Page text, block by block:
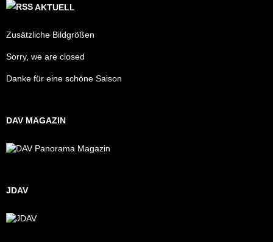
AKTUELL
Zusätzliche Bildgrößen
Sorry, we are closed
Danke für eine schöne Saison
DAV MAGAZIN
JDAV